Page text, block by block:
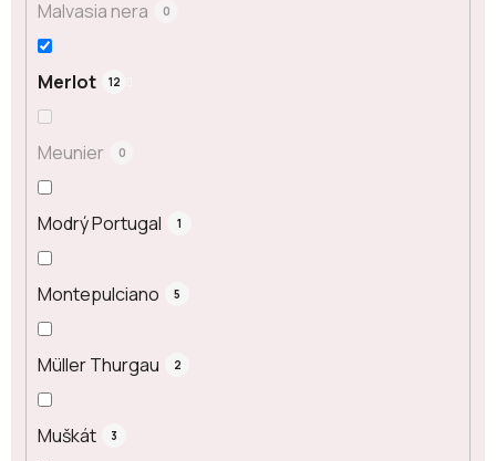
Malvasia nera 0
Merlot 12
Meunier 0
Modrý Portugal 1
Montepulciano 5
Müller Thurgau 2
Muškát 3